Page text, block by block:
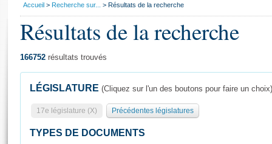
Présidence
Séance publique
Général
Rôle et pouvoirs de l'Assemblée
Visiter l'Assemblée
Vous
Accueil Recherche sur... Résultats de la recherche
Résultats de la recherche
166752 résultats trouvés
LÉGISLATURE (Cliquez sur l'un des boutons pour faire un choix)
17e législature (X) Précédentes législatures
TYPES DE DOCUMENTS